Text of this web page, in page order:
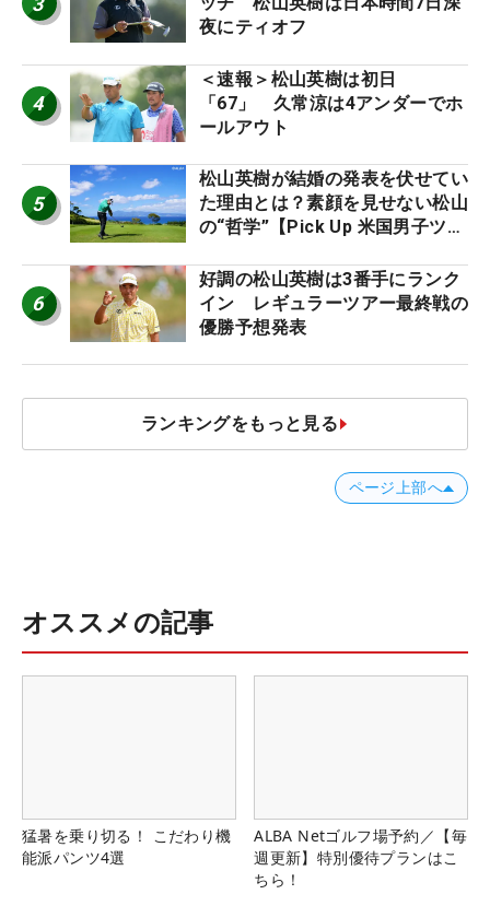
夜にティオフ
4
＜速報＞松山英樹は初日
「67」 久常涼は4アンダーでホ
ールアウト
5
松山英樹が結婚の発表を伏せてい
た理由とは？素顔を見せない松山
の“哲学”【Pick Up 米国男子ツア
6
好調の松山英樹は3番手にランク
イン レギュラーツアー最終戦の
優勝予想発表
ランキングをもっと見る
ページ上部へ
オススメの記事
猛暑を乗り切る！ こだわり機
能派パンツ4選
ALBA Netゴルフ場予約／【毎
週更新】特別優待プランはこ
ちら！